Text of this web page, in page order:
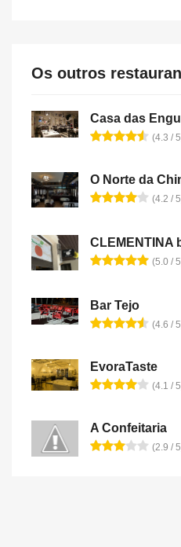
Os outros
Casa das
(4.3 /
O Norte da
(4.2 /
CLEMENTINA
(5.0 /
Bar Tejo
(4.6 /
EvoraTaste
(4.1 /
A Confeitaria
(2.9 /